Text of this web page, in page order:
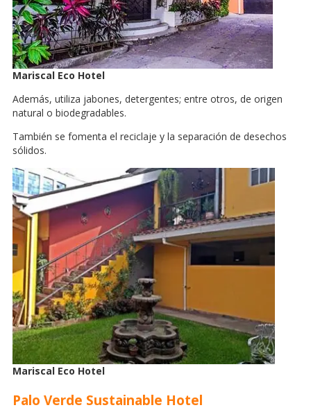
Mariscal Eco Hotel
Además, utiliza jabones, detergentes; entre otros, de origen
natural o biodegradables.
También se fomenta el reciclaje y la separación de desechos
sólidos.
Mariscal Eco Hotel
Palo Verde Sustainable Hotel